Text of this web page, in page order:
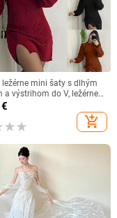
ležérne mini šaty s dlhým
a výstrihom do V, ležérne,
s výstrihom do V, s
dámske šaty pre ženy,
€
add_shopping_cart